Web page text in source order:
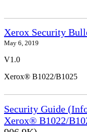
Xerox Security
May 6, 2019
V1.0
Xerox® B1022/B1025
Security Guide
Xerox® B1022/